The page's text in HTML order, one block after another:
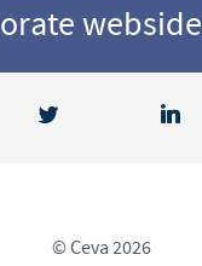
webside
© Ceva 2026